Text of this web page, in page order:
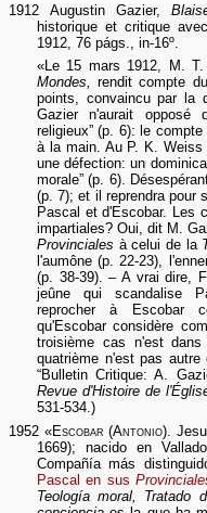
1912 Augustin Gazier,
historique et critique
1912, 76 págs., in-16º.
«Le 15 mars 1912, M.
Mondes, rendit compte
points, convaincu par la
Gazier n'aurait opposé
religieux” (p. 6): le
à la main. Au P. K.
une défection: un
morale” (p. 6).
(p. 7); et il reprendra pour
Pascal et d'Escobar. Les
impartiales? Oui, dit M.
Provinciales à celui de la
l'aumône (p. 22-23),
(p. 38-39). – A vrai dire,
jeûne qui scandalise
reprocher à Escobar
qu'Escobar considère
troisième cas n'est
quatrième n'est pas
“Bulletin Critique: A.
Revue d'Histoire de
531-534.)
1952 «Escobar (Antonio) .
1669); nacido en
Compañía más
Pascal en sus
Teología moral, Tratado